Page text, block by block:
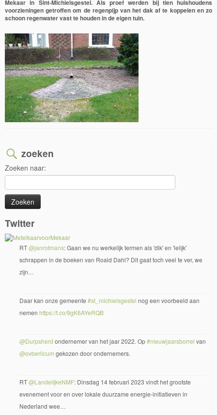
Mekaar in Sint-Michielsgestel. Als proef werden bij tien huishoudens
voorzieningen getroffen om de regenpijp van het dak af te koppelen en zo
schoon regenwater vast te houden in de eigen tuin.
zoeken
Zoeken naar:
Twitter
RT@janrotmans: Gaan we nu werkelijk termen als 'dik' en 'lelijk'
schrappen in de boeken van Roald Dahl? Dit gaat toch veel te ver, we
zijn…
Daar kan onze gemeente #st_michielsgestel nog een voorbeeld aan
nemen https://t.co/9gK6AYeRQB
@Durpsherd ondernemer van het jaar 2022. Op#nieuwjaarsborrel van
@ovberlicum gekozen door ondernemers.
RT@LandelijkeNMF: Dinsdag 14 februari 2023 vindt het grootste
evenement voor en over lokale duurzame energie-initiatieven in
Nederland wee…